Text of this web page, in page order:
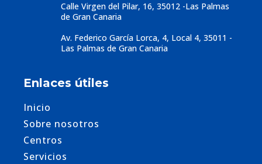
Calle Virgen del Pilar, 16, 35012 -Las Palmas
de Gran Canaria
Av. Federico García Lorca, 4, Local 4, 35011 -
Las Palmas de Gran Canaria
Enlaces útiles
Inicio
Sobre nosotros
Centros
Servicios